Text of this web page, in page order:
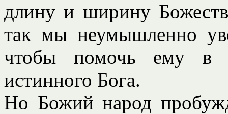
длину и ширину
так мы неумышленно
чтобы помочь ему в
истинного Бога.
Но Божий народ